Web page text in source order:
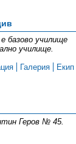
базово училище
училище.
Галерия Екип
Геров № 45.